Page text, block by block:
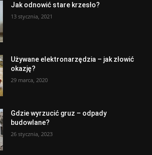
Jak odnowić stare krzesło?
13 stycznia, 2021
Używane elektronarzędzia – jak złowić
okazję?
29 marca, 2020
Gdzie wyrzucić gruz – odpady
budowlane?
26 stycznia, 2023